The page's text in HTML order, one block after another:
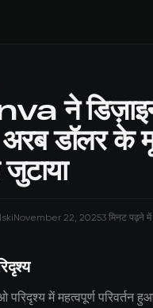
ने डिज़ाइन
डॉलर के
November 22, 20253 मिनट पढ़ने में
परिदृश्य में महत्वपूर्ण